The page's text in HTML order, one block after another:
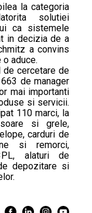
la categoria
solutiei
ca sistemele
in decizia de a
a convins
aduce.
de cercetare de
de manager
mai importanti
si servicii.
110 marci, la
si grele,
carduri de
si remorci,
alaturi de
depozitare si